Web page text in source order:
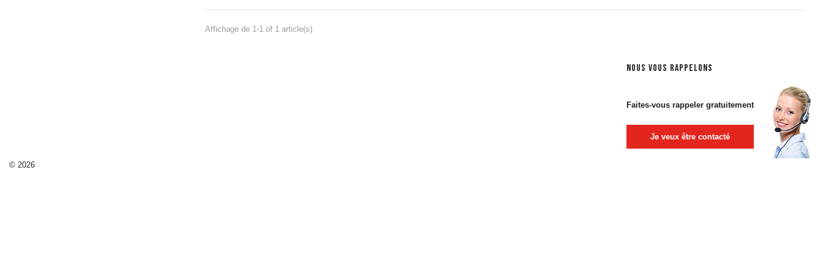
Affichage de 1-1 of 1 article(s)
NOUS VOUS RAPPELONS
Faites-vous rappeler gratuitement
Je veux être contacté
© 2026